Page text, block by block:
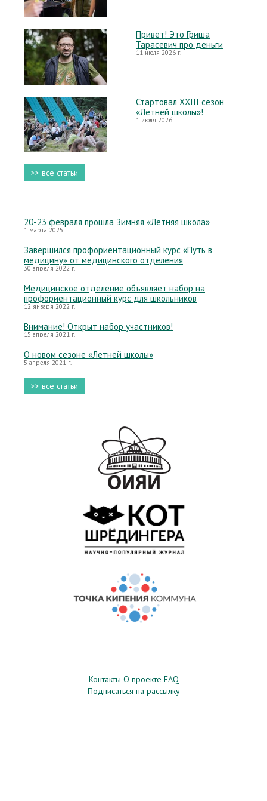
Привет! Это Гриша
Тарасевич про деньги
11 июля 2026 г.
Стартовал XXIII сезон
«Летней школы»!
1 июля 2026 г.
>> все статьи
20-23 февраля прошла Зимняя «Летняя школа»
1 марта 2025 г.
Завершился профориентационный курс «Путь в
медицину» от медицинского отделения
30 апреля 2022 г.
Медицинское отделение объявляет набор на
профориентационный курс для школьников
12 января 2022 г.
Внимание! Открыт набор участников!
15 апреля 2021 г.
О новом сезоне «Летней школы»
5 апреля 2021 г.
>> все статьи
Контакты О проекте FAQ
Подписаться на рассылку